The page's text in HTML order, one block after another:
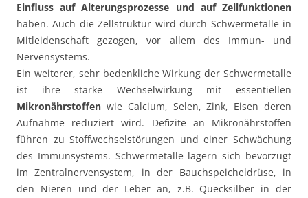
Einfluss auf Alterungsprozesse und auf Zellfunktionen
haben. Auch die Zellstruktur wird durch Schwermetalle in
Mitleidenschaft gezogen, vor allem des Immun- und
Nervensystems.
Ein weiterer, sehr bedenkliche Wirkung der Schwermetalle
ist ihre starke Wechselwirkung mit essentiellen
Mikronährstoffen wie Calcium, Selen, Zink, Eisen deren
Aufnahme reduziert wird. Defizite an Mikronährstoffen
führen zu Stoffwechselstörungen und einer Schwächung
des Immunsystems. Schwermetalle lagern sich bevorzugt
im Zentralnervensystem, in der Bauchspeicheldrüse, in
den Nieren und der Leber an, z.B. Quecksilber in der